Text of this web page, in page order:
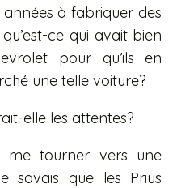
à fabriquer des
ce qui avait bien
pour qu’ils en
une telle voiture?
elle les attentes?
me tourner vers une
savais que les Prius